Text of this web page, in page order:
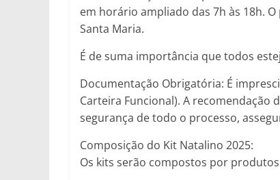
em horário ampliado das 7h às 18h.
Santa Maria.
É de suma importância que todos
Documentação Obrigatória: É
Carteira Funcional). A recomendação
segurança de todo o processo,
Composição do Kit Natalino 2025:
Os kits serão compostos por